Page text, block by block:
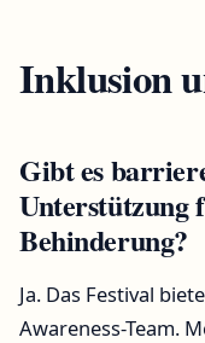
Inklusion
Gibt es
Unterstützung
Behinderung?
Ja. Das Festival
Awareness-Team.